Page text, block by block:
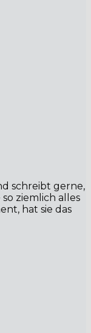
schreibt gerne,
ziemlich alles
hat sie das